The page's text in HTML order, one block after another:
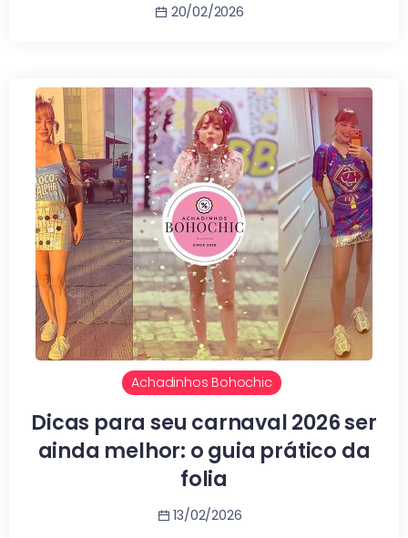
20/02/2026
Achadinhos Bohochic
Dicas para seu carnaval 2026 ser
ainda melhor: o guia prático da
folia
13/02/2026